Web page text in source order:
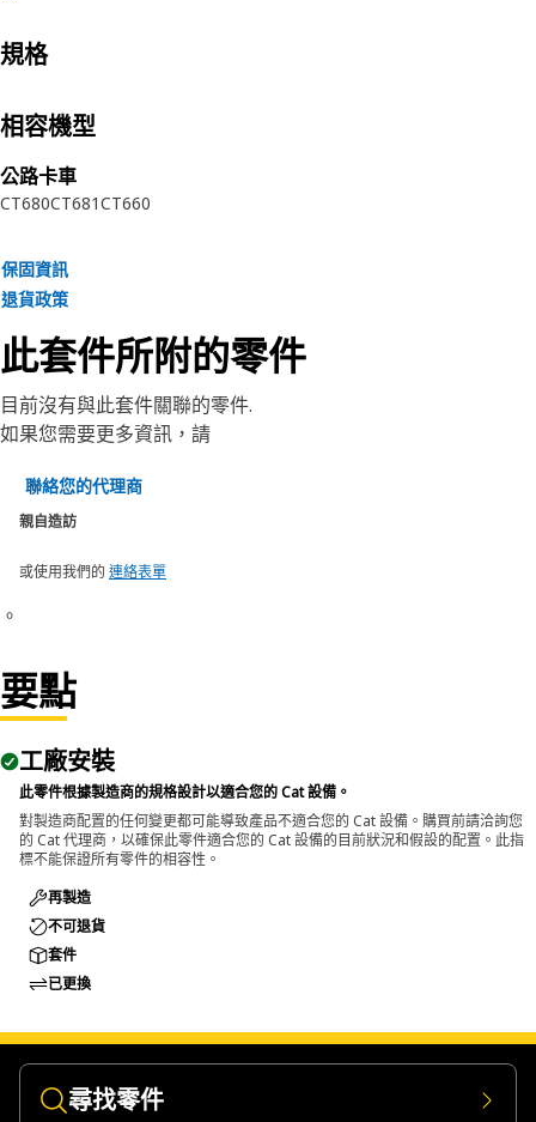
規格
相容機型
公路卡車
CT680CT681CT660
保固資訊
退貨政策
此套件所附的零件
目前沒有與此套件關聯的零件.
如果您需要更多資訊，請
聯絡您的代理商
親自造訪
或使用我們的 連絡表單
。
要點
工廠安裝
此零件根據製造商的規格設計以適合您的 Cat 設備。
對製造商配置的任何變更都可能導致產品不適合您的 Cat 設備。購買前請洽詢您
的 Cat 代理商，以確保此零件適合您的 Cat 設備的目前狀況和假設的配置。此指
標不能保證所有零件的相容性。
再製造
不可退貨
套件
已更換
尋找零件